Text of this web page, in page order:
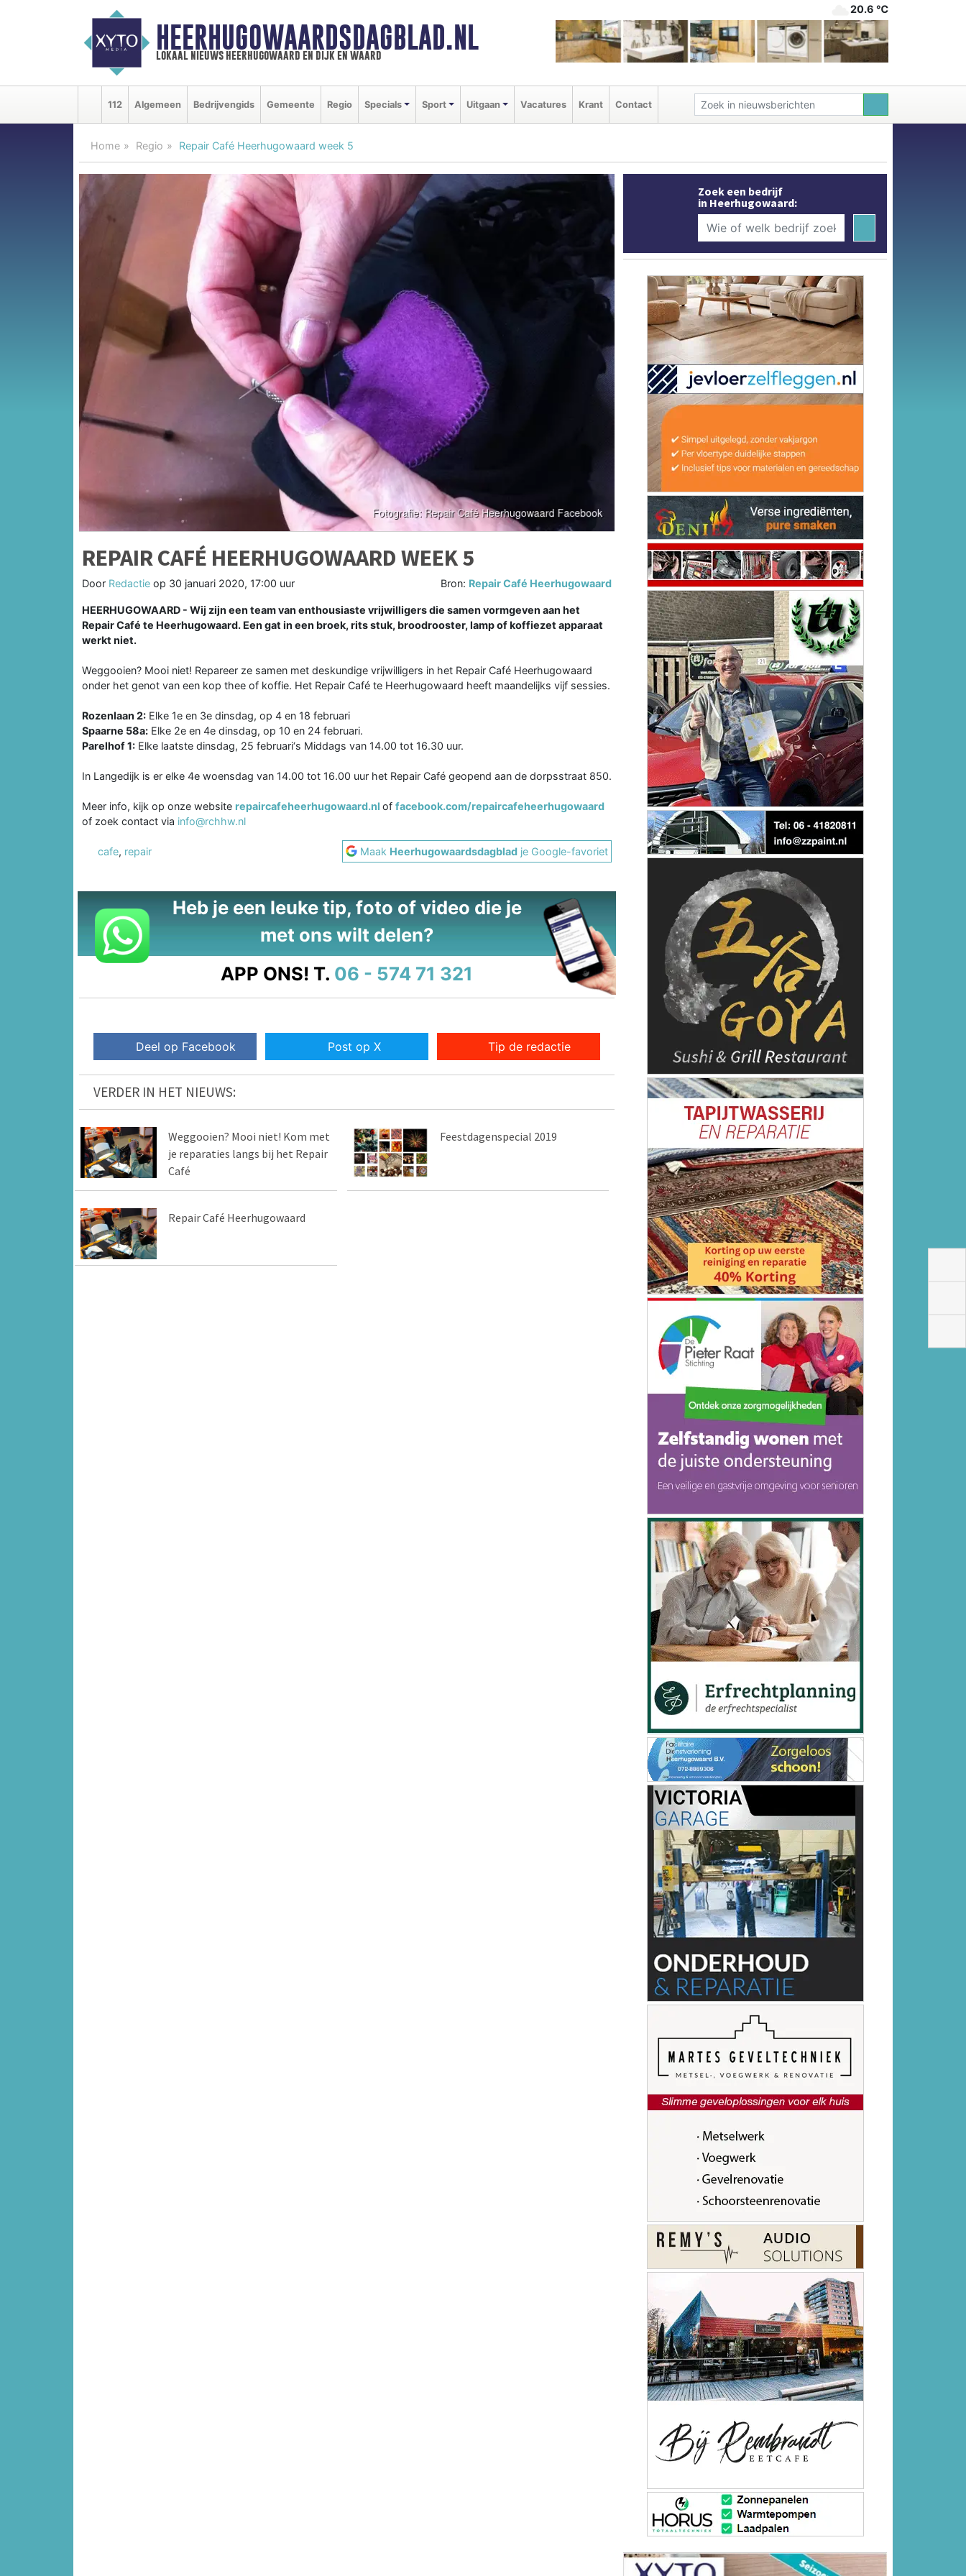
HEERHUGOWAARDSDAGBLAD.NL
lokaal nieuws heerhugowaard en dijk en waard
20.6 ℃
112 Algemeen Bedrijvengids Gemeente Regio Specials Sport Uitgaan Vacatures Krant Contact
Home Regio Repair Café Heerhugowaard week 5
REPAIR CAFÉ HEERHUGOWAARD WEEK 5
Door Redactie op 30 januari 2020, 17:00 uur Bron: Repair Café Heerhugowaard
HEERHUGOWAARD - Wij zijn een team van enthousiaste vrijwilligers die samen vormgeven aan het
Repair Café te Heerhugowaard. Een gat in een broek, rits stuk, broodrooster, lamp of koffiezet apparaat
werkt niet.
Weggooien? Mooi niet! Repareer ze samen met deskundige vrijwilligers in het Repair Café Heerhugowaard
onder het genot van een kop thee of koffie. Het Repair Café te Heerhugowaard heeft maandelijks vijf sessies.
Rozenlaan 2: Elke 1e en 3e dinsdag, op 4 en 18 februari
Spaarne 58a: Elke 2e en 4e dinsdag, op 10 en 24 februari.
Parelhof 1: Elke laatste dinsdag, 25 februari‘s Middags van 14.00 tot 16.30 uur.
In Langedijk is er elke 4e woensdag van 14.00 tot 16.00 uur het Repair Café geopend aan de dorpsstraat 850.
Meer info, kijk op onze website repaircafeheerhugowaard.nl of facebook.com/repaircafeheerhugowaard
of zoek contact via info@rchhw.nl
cafe, repair Maak Heerhugowaardsdagblad je Google-favoriet
Heb je een leuke tip, foto of video die je
met ons wilt delen?
APP ONS! T. 06 - 574 71 321
Deel op Facebook Post op X Tip de redactie
VERDER IN HET NIEUWS:
Weggooien? Mooi niet! Kom met
je reparaties langs bij het Repair
Café
Feestdagenspecial 2019
Repair Café Heerhugowaard
Zoek een bedrijf
in Heerhugowaard: